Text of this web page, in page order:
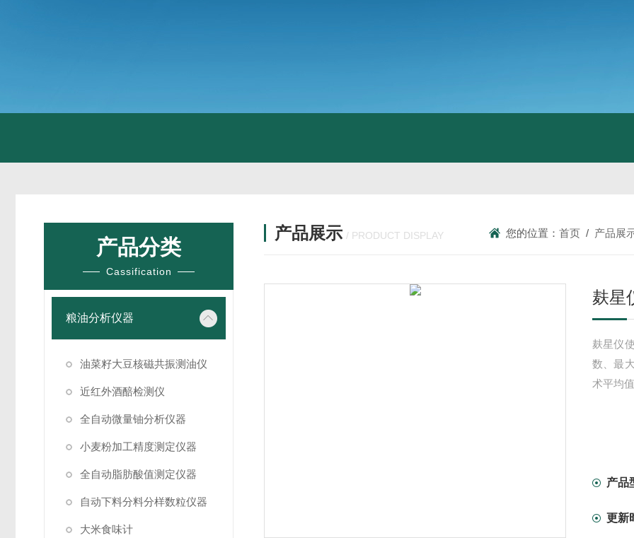
产品分类
Cassification
粮油分析仪器
油菜籽大豆核磁共振测油仪
近红外酒醅检测仪
全自动微量铀分析仪器
小麦粉加工精度测定仪器
全自动脂肪酸值测定仪器
自动下料分料分样数粒仪器
大米食味计
产品展示 / PRODUCT DISPLAY 您的位置：首页 / 产品展
麸星
麸星仪
数、最
术平均
产品
更新